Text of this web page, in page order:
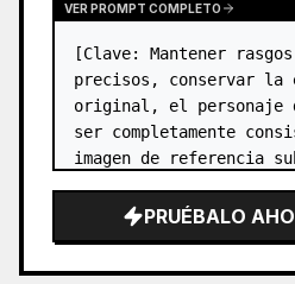
VER PROMPT COMPLETO
[Clave: Mantener
precisos, conservar
original, el personaje
ser completamente
imagen de referencia
2x2. Panel superior
PRUÉBALO